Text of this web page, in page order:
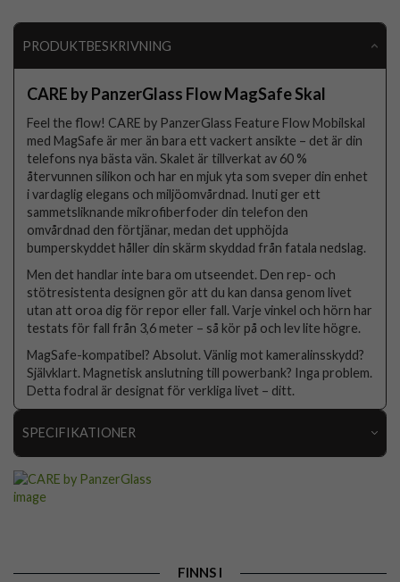
PRODUKTBESKRIVNING
CARE by PanzerGlass Flow MagSafe Skal
Feel the flow! CARE by PanzerGlass Feature Flow Mobilskal
med MagSafe är mer än bara ett vackert ansikte – det är din
telefons nya bästa vän. Skalet är tillverkat av 60 %
återvunnen silikon och har en mjuk yta som sveper din enhet
i vardaglig elegans och miljöomvårdnad. Inuti ger ett
sammetsliknande mikrofiberfoder din telefon den
omvårdnad den förtjänar, medan det upphöjda
bumperskyddet håller din skärm skyddad från fatala nedslag.
Men det handlar inte bara om utseendet. Den rep- och
stötresistenta designen gör att du kan dansa genom livet
utan att oroa dig för repor eller fall. Varje vinkel och hörn har
testats för fall från 3,6 meter – så kör på och lev lite högre.
MagSafe-kompatibel? Absolut. Vänlig mot kameralinsskydd?
Självklart. Magnetisk anslutning till powerbank? Inga problem.
Detta fodral är designat för verkliga livet – ditt.
SPECIFIKATIONER
Artikelnummer
Passar till
FINNS I